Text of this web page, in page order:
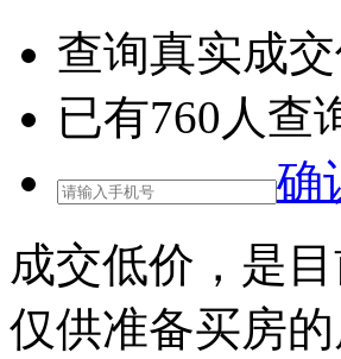
查询真实成
已有760 人查
确
成交低价，是
仅供准备买房